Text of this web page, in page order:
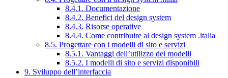
8.4.1. Documentazione
8.4.2. Benefici del design system
8.4.3. Risorse operative
8.4.4. Come contribuire al design system .italia
8.5. Progettare con i modelli di sito e servizi
8.5.1. Vantaggi dell’utilizzo dei modelli
8.5.2. I modelli di sito e servizi disponibili
9. Sviluppo dell’interfaccia